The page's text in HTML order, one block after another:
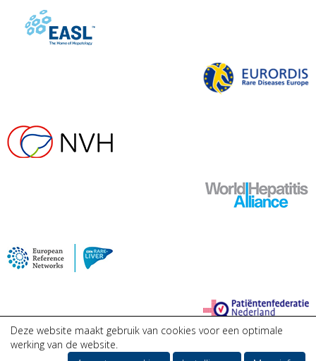
Deze website maakt gebruik van cookies voor een optimale
werking van de website.